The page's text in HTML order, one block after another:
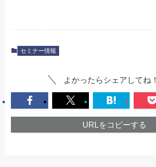
セミナー情報
よかったらシェアしてね！
URLをコピーする